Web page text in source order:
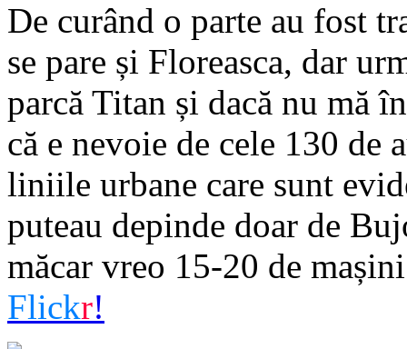
De curând o parte au fost
se pare și Floreasca, dar
parcă Titan și dacă nu mă
că e nevoie de cele 130 de
liniile urbane care sunt
puteau depinde doar de
măcar vreo 15-20 de
Flickr!